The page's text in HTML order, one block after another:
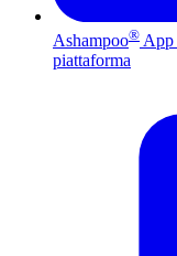
Ashampoo® App
piattaforma